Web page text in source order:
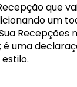
que
um
Recepções
uma